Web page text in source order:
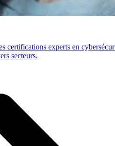
certifications experts en
secteurs.